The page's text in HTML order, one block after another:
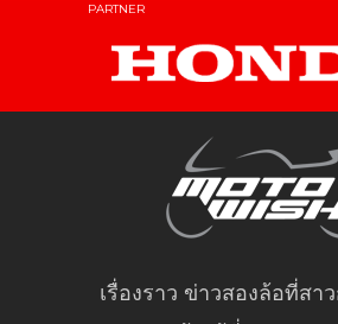
PARTNER
เรื่องราว ข่าวสองล้อที่สา